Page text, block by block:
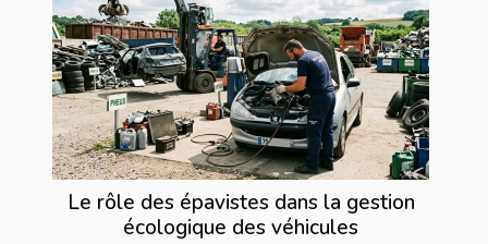
Le rôle des épavistes dans la gestion
écologique des véhicules